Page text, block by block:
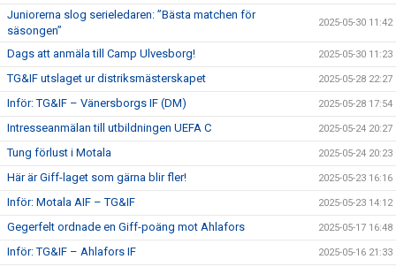
Juniorerna slog serieledaren: ”Bästa matchen för
säsongen”
2025-05-30 11:42
Dags att anmäla till Camp Ulvesborg! 2025-05-30 11:23
TG&IF utslaget ur distriksmästerskapet 2025-05-28 22:27
Inför: TG&IF – Vänersborgs IF (DM) 2025-05-28 17:54
Intresseanmälan till utbildningen UEFA C 2025-05-24 20:27
Tung förlust i Motala 2025-05-24 20:23
Här är Giff-laget som gärna blir fler! 2025-05-23 16:16
Inför: Motala AIF – TG&IF 2025-05-23 14:12
Gegerfelt ordnade en Giff-poäng mot Ahlafors 2025-05-17 16:48
Inför: TG&IF – Ahlafors IF 2025-05-16 21:33